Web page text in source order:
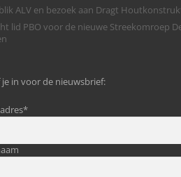
ALV en bezoek aan Dragt
lid PBO voor de nieuwe Streekomroep
je in voor de nieuwsbrief:
*